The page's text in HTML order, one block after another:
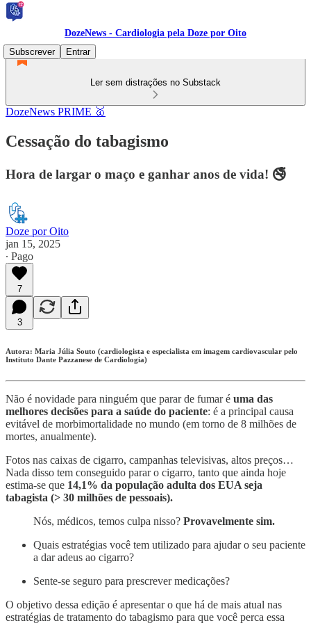
DozeNews - Cardiologia pela Doze por Oito
Subscrever
Entrar
Ler sem distrações no Substack
DozeNews PRIME 🥇
Cessação do tabagismo
Hora de largar o maço e ganhar anos de vida! 🚭
Doze por Oito
jan 15, 2025
∙ Pago
7
3
Autora: Maria Júlia Souto (cardiologista e especialista em imagem cardiovascular pelo
Instituto Dante Pazzanese de Cardiologia)
Não é novidade para ninguém que parar de fumar é uma das
melhores decisões para a saúde do paciente: é a principal causa
evitável de morbimortalidade no mundo (em torno de 8 milhões de
mortes, anualmente).
Fotos nas caixas de cigarro, campanhas televisivas, altos preços…
Nada disso tem conseguido parar o cigarro, tanto que ainda hoje
estima-se que 14,1% da população adulta dos EUA seja
tabagista (> 30 milhões de pessoais).
Nós, médicos, temos culpa nisso? Provavelmente sim.
Quais estratégias você tem utilizado para ajudar o seu paciente
a dar adeus ao cigarro?
Sente-se seguro para prescrever medicações?
O objetivo dessa edição é apresentar o que há de mais atual nas
estratégias de tratamento do tabagismo para que você perca essa